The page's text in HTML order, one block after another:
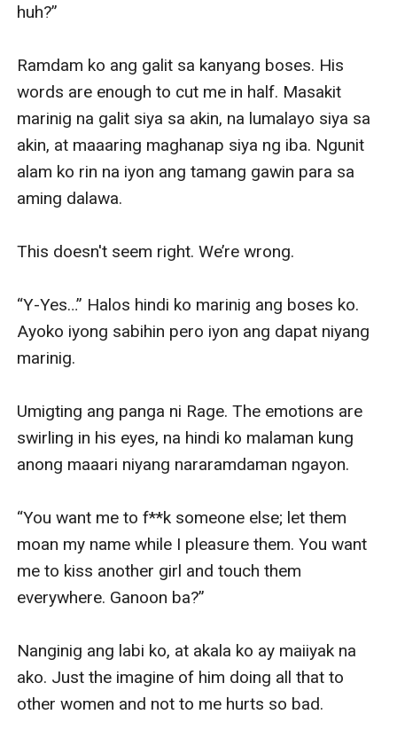
huh?”
Ramdam ko ang galit sa kanyang boses. His
words are enough to cut me in half. Masakit
marinig na galit siya sa akin, na lumalayo siya sa
akin, at maaaring maghanap siya ng iba. Ngunit
alam ko rin na iyon ang tamang gawin para sa
aming dalawa.
This doesn't seem right. We’re wrong.
“Y-Yes…” Halos hindi ko marinig ang boses ko.
Ayoko iyong sabihin pero iyon ang dapat niyang
marinig.
Umigting ang panga ni Rage. The emotions are
swirling in his eyes, na hindi ko malaman kung
anong maaari niyang nararamdaman ngayon.
“You want me to f**k someone else; let them
moan my name while I pleasure them. You want
me to kiss another girl and touch them
everywhere. Ganoon ba?”
Nanginig ang labi ko, at akala ko ay maiiyak na
ako. Just the imagine of him doing all that to
other women and not to me hurts so bad.